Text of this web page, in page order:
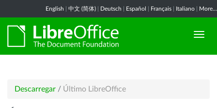
English 中文 (简体) Deutsch Español Français Italiano More...
Descarregar / Último LibreOffice